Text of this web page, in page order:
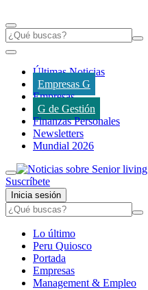
Últimas Noticias
Empresas G
Empresas
G de Gestión
Finanzas Personales
Newsletters
Mundial 2026
Suscríbete
Inicia sesión
Lo último
Peru Quiosco
Portada
Empresas
Management & Empleo